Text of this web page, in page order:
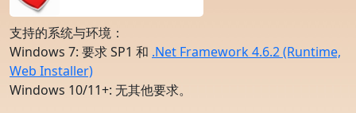
支持的系统与环境：
Windows 7: 要求 SP1 和 .Net Framework 4.6.2 (Runtime,
Web Installer)
Windows 10/11+: 无其他要求。